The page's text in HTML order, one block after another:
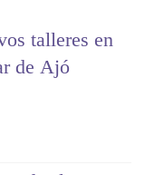
talleres en
de Ajó